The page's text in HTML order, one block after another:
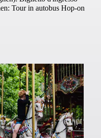
Tour in autobus Hop-on